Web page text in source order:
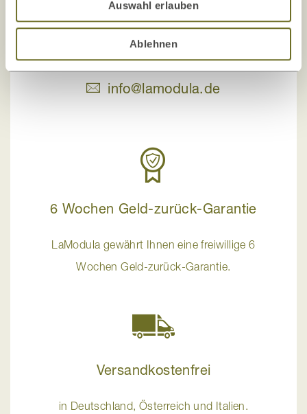
Auswahl erlauben
Ablehnen
+49 89 24418995
Rückrufservice
info@lamodula.de
6 Wochen Geld-zurück-Garantie
LaModula gewährt Ihnen eine freiwillige 6
Wochen Geld-zurück-Garantie.
Versandkostenfrei
in Deutschland, Österreich und Italien.